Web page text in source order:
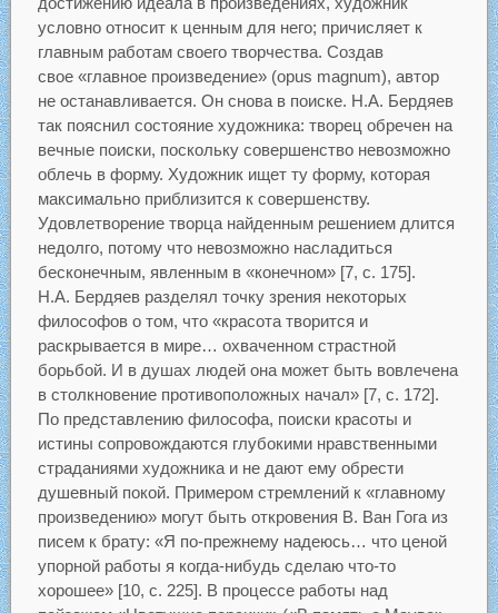
условно относит к ценным для него; причисляет к
главным работам своего творчества. Создав
свое «главное произведение» (opus magnum), автор
не останавливается. Он снова в поиске. Н.А. Бердяев
так пояснил состояние художника: творец обречен на
вечные поиски, поскольку совершенство невозможно
облечь в форму. Художник ищет ту форму, которая
максимально приблизится к совершенству.
Удовлетворение творца найденным решением длится
недолго, потому что невозможно насладиться
бесконечным, явленным в «конечном» [7, с. 175].
Н.А. Бердяев разделял точку зрения некоторых
философов о том, что «красота творится и
раскрывается в мире… охваченном страстной
борьбой. И в душах людей она может быть вовлечена
в столкновение противоположных начал» [7, с. 172].
По представлению философа, поиски красоты и
истины сопровождаются глубокими нравственными
страданиями художника и не дают ему обрести
душевный покой. Примером стремлений к «главному
произведению» могут быть откровения В. Ван Гога из
писем к брату: «Я по-прежнему надеюсь… что ценой
упорной работы я когда-нибудь сделаю что-то
хорошее» [10, с. 225]. В процессе работы над